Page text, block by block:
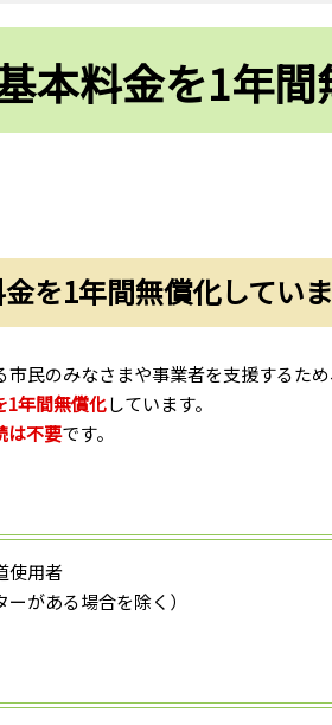
本料金を1年
を1年間無償化してい
民のみなさまや事業者を支援するため
1年間無償化しています。
は不要です。
使用者
がある場合を除く）